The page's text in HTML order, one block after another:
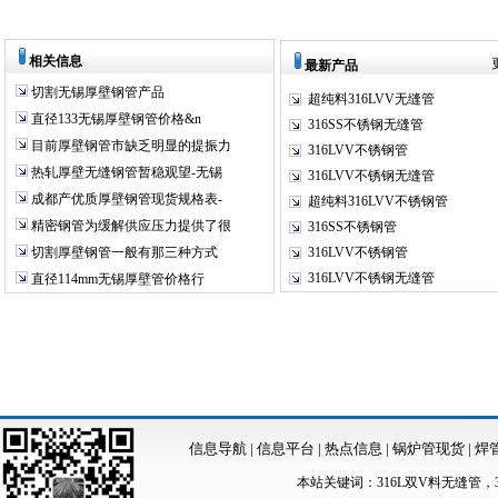
相关信息
切割无锡厚壁钢管产品
直径133无锡厚壁钢管价格&n
目前厚壁钢管市缺乏明显的提振力
热轧厚壁无缝钢管暂稳观望-无锡
成都产优质厚壁钢管现货规格表-
精密钢管为缓解供应压力提供了很
切割厚壁钢管一般有那三种方式
直径114mm无锡厚壁管价格行
最新产品
超纯料316LVV无缝管
316SS不锈钢无缝管
316LVV不锈钢管
316LVV不锈钢无缝管
超纯料316LVV不锈钢管
316SS不锈钢管
316LVV不锈钢管
316LVV不锈钢无缝管
信息导航| 信息平台 | 热点信息 | 锅炉管现货 | 焊
本站关键词： 316L双V料无缝管 ，